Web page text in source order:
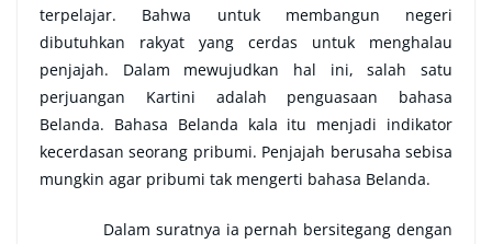
terpelajar. Bahwa untuk membangun negeri
dibutuhkan rakyat yang cerdas untuk menghalau
penjajah. Dalam mewujudkan hal ini, salah satu
perjuangan Kartini adalah penguasaan bahasa
Belanda. Bahasa Belanda kala itu menjadi indikator
kecerdasan seorang pribumi. Penjajah berusaha sebisa
mungkin agar pribumi tak mengerti bahasa Belanda.
Dalam suratnya ia pernah bersitegang dengan